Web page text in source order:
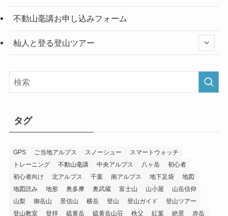
不動山毫講お申し込みフォーム
杣人と登る登山ツアー
タグ
GPS ご当地アルプス スノーシュー
スマートウォッチ
トレーニング
不動山毫講 中央アルプス 八ヶ岳
初心者
初心者向け
北アルプス 千葉 南アルプス 地下足袋
地図
地図読み
地形 奥多摩 奥武蔵 富士山 山小屋
山岳信仰
山梨
御岳山 景信山 横岳 登山 登山ガイド
登山ツアー
登山教室
登拝 硫黄岳 硫黄岳山荘 秩父 紅葉 絶景 赤岳